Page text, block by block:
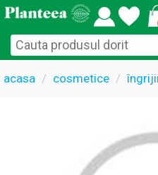
acasa cosmetice